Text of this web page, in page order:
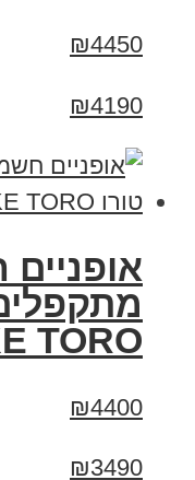
₪4450
₪4190
TORO
₪4400
₪3490